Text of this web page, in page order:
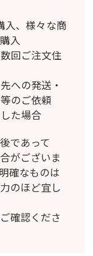
入、様々な商
入
回ご注文住
への発送・
のご依頼
た場合
であって
がございま
確なものは
のほど宜し
確認くださ